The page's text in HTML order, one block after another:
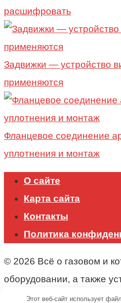
расшифровать
Задвижки — устройство
применяются
Фланцевое соединение
уплотнения и монтаж
О сайте
Карта сайта
Контакты
Политика
© 2026 Всё о газовом и
оборудовании, а также
строительстве.
Этот веб-сайт использует